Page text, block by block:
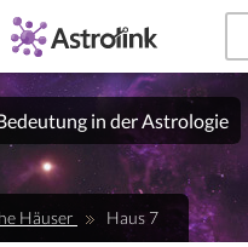
in der Astrologie
Häuser Haus 7